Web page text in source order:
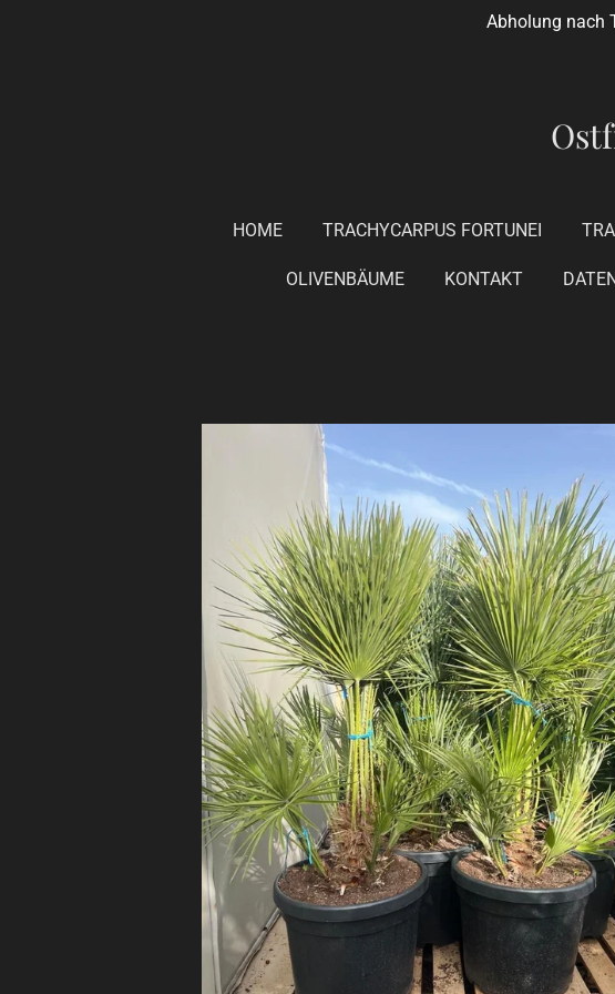
Abholung nach
HOME TRACHYCARPUS FORTUNEI
OLIVENBÄUME KONTAKT